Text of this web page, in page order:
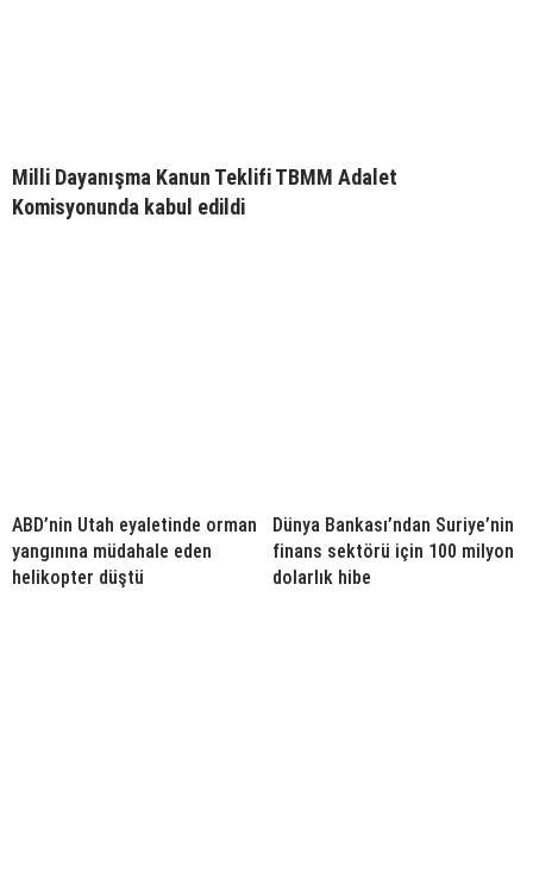
Milli Dayanışma Kanun Teklifi TBMM Adalet
Komisyonunda kabul edildi
ABD’nin Utah eyaletinde orman
yangınına müdahale eden
helikopter düştü
Dünya Bankası’ndan Suriye’nin
finans sektörü için 100 milyon
dolarlık hibe